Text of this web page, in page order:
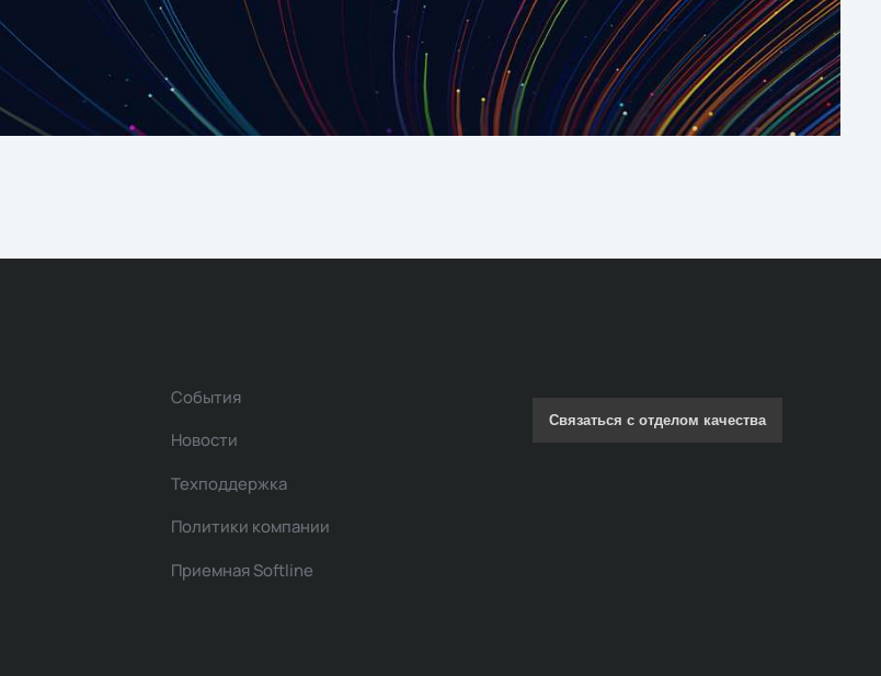
События
Новости
Техподдержка
Политики компании
Приемная Softline
Связаться с отделом качества